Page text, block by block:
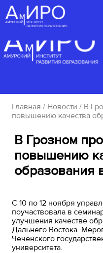
Главная / Новости / В
повышению качества
В Грозном
повышению
образования
С 10 по 12 ноября
поучаствовала в
улучшения качестве
Дальнего Востока.
Чеченского
университета.